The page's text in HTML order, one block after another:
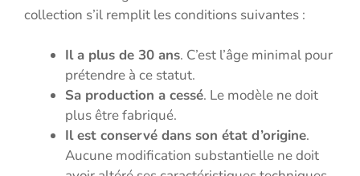
collection s’il remplit les conditions suivantes :
Il a plus de 30 ans. C’est l’âge minimal pour
prétendre à ce statut.
Sa production a cessé. Le modèle ne doit
plus être fabriqué.
Il est conservé dans son état d’origine.
Aucune modification substantielle ne doit